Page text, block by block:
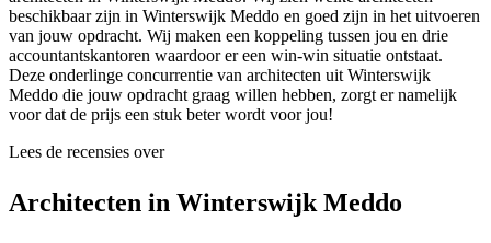
beschikbaar zijn in Winterswijk Meddo en goed zijn in het uitvoeren
van jouw opdracht. Wij maken een koppeling tussen jou en drie
accountantskantoren waardoor er een win-win situatie ontstaat.
Deze onderlinge concurrentie van architecten uit Winterswijk
Meddo die jouw opdracht graag willen hebben, zorgt er namelijk
voor dat de prijs een stuk beter wordt voor jou!
Lees de recensies over
Architecten in Winterswijk Meddo